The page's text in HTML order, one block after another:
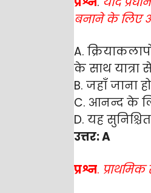
बनाने के लिए
A.
के साथ यात्रा
B. जहाँ जाना
C. आनन्द के
D. यह
उत्तर: A
प्रश्न.